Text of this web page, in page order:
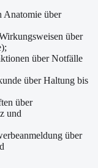
Anatomie über
über
über Notfälle
über Haltung bis
über
und
über